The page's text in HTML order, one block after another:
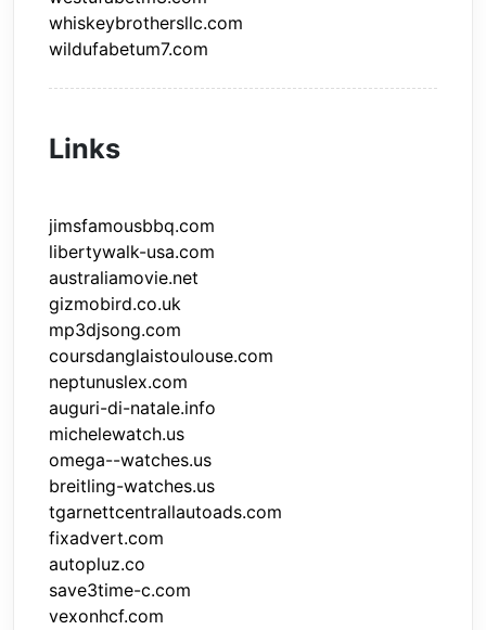
whiskeybrothersllc.com
wildufabetum7.com
Links
jimsfamousbbq.com
libertywalk-usa.com
australiamovie.net
gizmobird.co.uk
mp3djsong.com
coursdanglaistoulouse.com
neptunuslex.com
auguri-di-natale.info
michelewatch.us
omega--watches.us
breitling-watches.us
tgarnettcentrallautoads.com
fixadvert.com
autopluz.co
save3time-c.com
vexonhcf.com